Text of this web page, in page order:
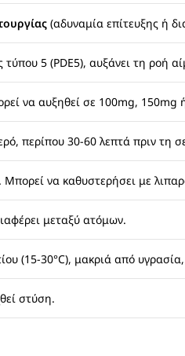
(αδυναμία επίτευξης ή
5 (PDE5), αυξάνει τη ροή
να αυξηθεί σε 100mg,
περίπου 30-60 λεπτά πριν τη
να καθυστερήσει με
μεταξύ ατόμων.
(15-30°C), μακριά από
στύση.